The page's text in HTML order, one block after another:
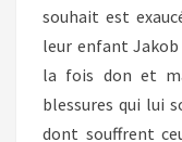
souhait est
leur enfant Jakob
la fois don et
blessures qui lui
dont souffrent